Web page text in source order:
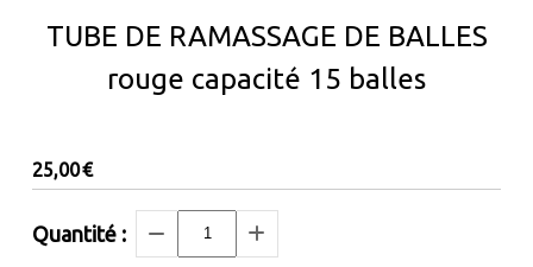
TUBE DE RAMASSAGE DE BALLES
rouge capacité 15 balles
25,00€
Quantité :